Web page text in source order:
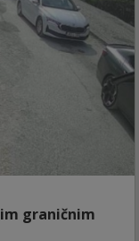
graničnim